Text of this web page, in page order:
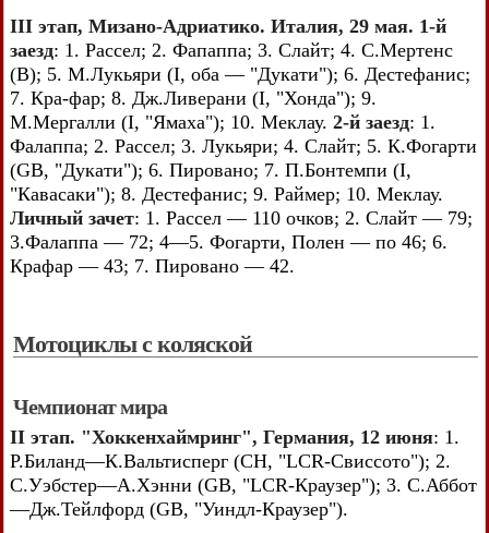
III этап, Мизано-Адриатико. Италия, 29 мая. 1-й
заезд: 1. Рассел; 2. Фапаппа; 3. Слайт; 4. С.Мертенс
(В); 5. М.Лукьяри (I, оба — "Дукати"); 6. Дестефанис;
7. Кра-фар; 8. Дж.Ливерани (I, "Хонда"); 9.
М.Мергалли (I, "Ямаха"); 10. Меклау. 2-й заезд: 1.
Фалаппа; 2. Рассел; 3. Лукьяри; 4. Слайт; 5. К.Фогарти
(GB, "Дукати"); 6. Пировано; 7. П.Бонтемпи (I,
"Кавасаки"); 8. Дестефанис; 9. Раймер; 10. Меклау.
Личный зачет: 1. Рассел — 110 очков; 2. Слайт — 79;
3.Фалаппа — 72; 4—5. Фогарти, Полен — по 46; 6.
Крафар — 43; 7. Пировано — 42.
Мотоциклы с коляской
Чемпионат мира
II этап. "Хоккенхаймринг", Германия, 12 июня: 1.
Р.Биланд—К.Вальтисперг (СН, "LCR-Свиссото"); 2.
С.Уэбстер—А.Хэнни (GB, "LCR-Краузер"); 3. С.Аббот
—Дж.Тейлфорд (GB, "Уиндл-Краузер").